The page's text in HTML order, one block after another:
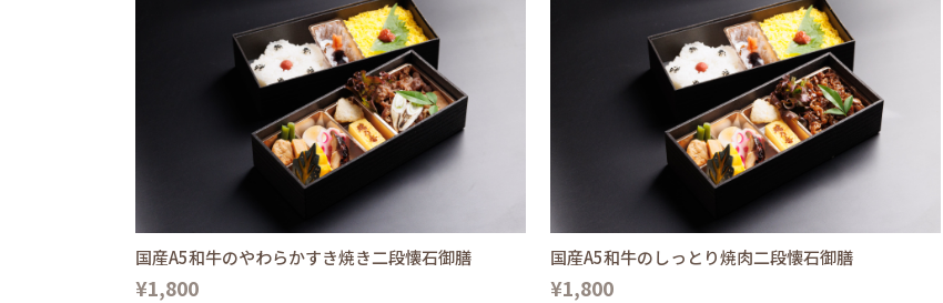
国産A5和牛のやわらかすき焼き二段懐石御膳
¥1,800
国産A5和牛のしっとり焼肉二段懐石御膳
¥1,800